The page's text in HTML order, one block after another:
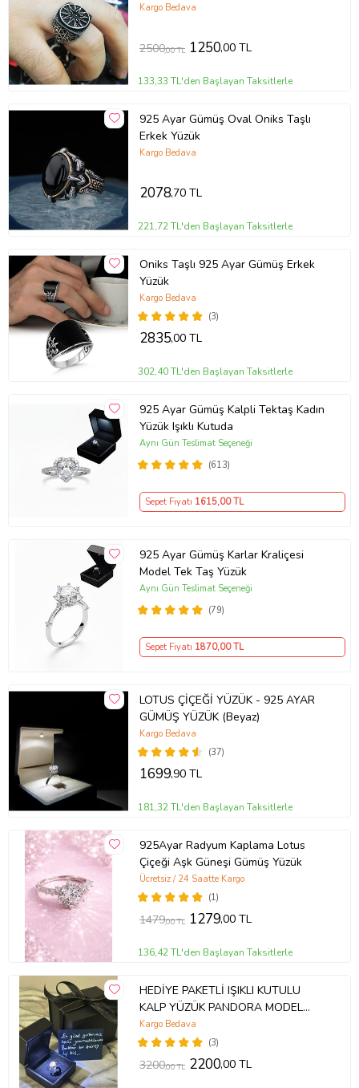
Kargo Bedava
2500,00 TL 1250,00 TL
133,33 TL'den Başlayan Taksitlerle
925 Ayar Gümüş Oval Oniks Taşlı
Erkek Yüzük
Kargo Bedava
2078,70 TL
221,72 TL'den Başlayan Taksitlerle
Oniks Taşlı 925 Ayar Gümüş Erkek
Yüzük
(3)
Kargo Bedava
2835,00 TL
302,40 TL'den Başlayan Taksitlerle
925 Ayar Gümüş Kalpli Tektaş Kadın
Yüzük Işıklı Kutuda
(613)
Aynı Gün Teslimat Seçeneği
Sepet Fiyatı 1615,00 TL
925 Ayar Gümüş Karlar Kraliçesi
Model Tek Taş Yüzük
(79)
Aynı Gün Teslimat Seçeneği
Sepet Fiyatı 1870,00 TL
LOTUS ÇİÇEĞİ YÜZÜK - 925 AYAR
GÜMÜŞ YÜZÜK (Beyaz)
(37)
Kargo Bedava
1699,90 TL
181,32 TL'den Başlayan Taksitlerle
925Ayar Radyum Kaplama Lotus
Çiçeği Aşk Güneşi Gümüş Yüzük
(1)
Ücretsiz / 24 Saatte Kargo
1479,00 TL 1279,00 TL
136,42 TL'den Başlayan Taksitlerle
HEDİYE PAKETLİ IŞIKLI KUTULU
KALP YÜZÜK PANDORA MODEL
YÜZÜK
(3)
Kargo Bedava
3200,00 TL 2200,00 TL